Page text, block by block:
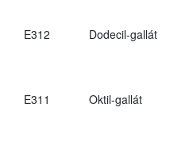
E312 Dodecil-gallát
E311 Oktil-gallát